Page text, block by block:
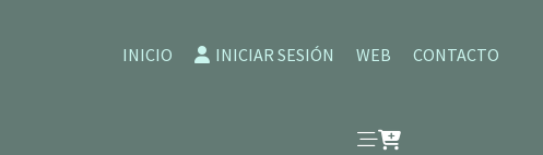
INICIO INICIAR SESIÓN WEB CONTACTO